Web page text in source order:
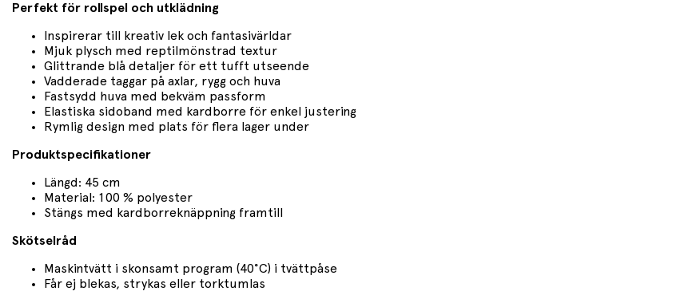
Perfekt för rollspel och utklädning
Inspirerar till kreativ lek och fantasivärldar
Mjuk plysch med reptilmönstrad textur
Glittrande blå detaljer för ett tufft utseende
Vadderade taggar på axlar, rygg och huva
Fastsydd huva med bekväm passform
Elastiska sidoband med kardborre för enkel justering
Rymlig design med plats för flera lager under
Produktspecifikationer
Längd: 45 cm
Material: 100 % polyester
Stängs med kardborreknäppning framtill
Skötselråd
Maskintvätt i skonsamt program (40°C) i tvättpåse
Får ej blekas, strykas eller torktumlas